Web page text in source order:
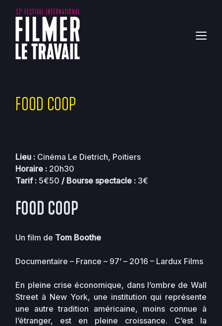
FOOD COOP
Lieu : Cinéma Le Dietrich, Poitiers
Horaire : 20h30
Tarif: 5€50 / Bourse spectacle : 3€
FOOD COOP
Un film de Tom Boothe
Documentaire – France – 97’ – 2016 – Lardux Films
En pleine crise économique, dans l’ombre de Wall
Street à New York, une institution qui représente
une autre tradition américaine, moins connue à
l’étranger, est en pleine croissance. C’est la